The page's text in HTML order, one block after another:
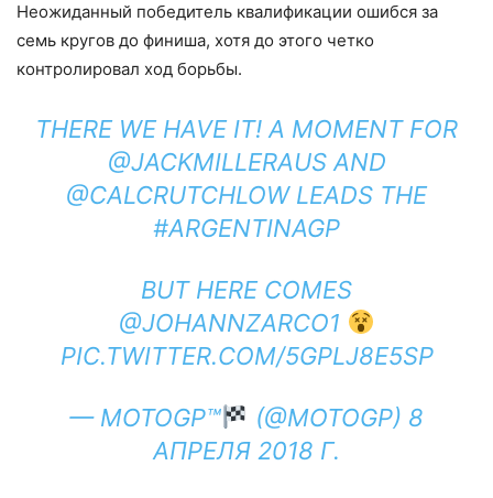
Неожиданный победитель квалификации ошибся за
семь кругов до финиша, хотя до этого четко
контролировал ход борьбы.
THERE WE HAVE IT! A MOMENT FOR
@JACKMILLERAUSAND
@CALCRUTCHLOWLEADS THE
#ARGENTINAGP
BUT HERE COMES
@JOHANNZARCO1
PIC.TWITTER.COM/5GPLJ8E5SP
— MOTOGP™ (@MOTOGP) 8
АПРЕЛЯ 2018 Г.